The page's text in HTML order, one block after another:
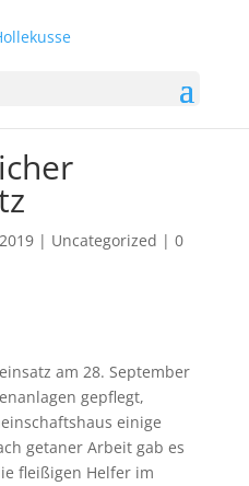
| Uncategorized | 0
am 28. September
gepflegt,
einige
getaner Arbeit gab es
fleißigen Helfer im